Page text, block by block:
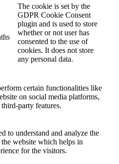
The cookie is set by the
GDPR Cookie Consent
plugin and is used to store
whether or not user has
consented to the use of
cookies. It does not store
any personal data.
certain functionalities like
on social media platforms,
party features.
to understand and analyze the
website which helps in
for the visitors.